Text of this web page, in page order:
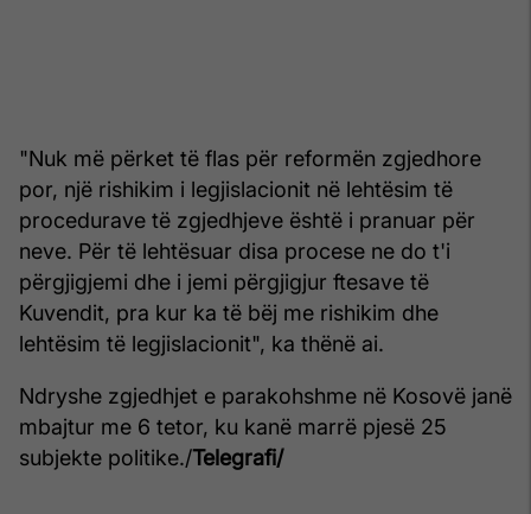
"Nuk më përket të flas për reformën zgjedhore
por, një rishikim i legjislacionit në lehtësim të
procedurave të zgjedhjeve është i pranuar për
neve. Për të lehtësuar disa procese ne do t'i
përgjigjemi dhe i jemi përgjigjur ftesave të
Kuvendit, pra kur ka të bëj me rishikim dhe
lehtësim të legjislacionit", ka thënë ai.
Ndryshe zgjedhjet e parakohshme në Kosovë janë
mbajtur me 6 tetor, ku kanë marrë pjesë 25
subjekte politike./Telegrafi/